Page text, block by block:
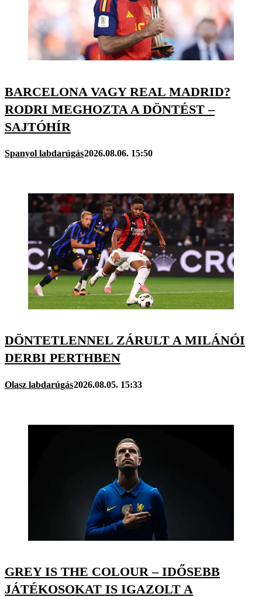
BARCELONA VAGY REAL MADRID?
RODRI MEGHOZTA A DÖNTÉST –
SAJTÓHÍR
Spanyol labdarúgás2026.08.06. 15:50
DÖNTETLENNEL ZÁRULT A MILÁNÓI
DERBI PERTHBEN
Olasz labdarúgás2026.08.05. 15:33
GREY IS THE COLOUR – IDŐSEBB
JÁTÉKOSOKAT IS IGAZOLT A